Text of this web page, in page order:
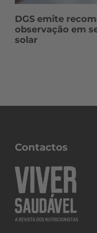
DGS emite
observação em
solar
Contactos